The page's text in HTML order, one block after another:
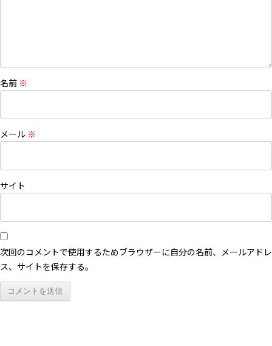
名前 ※
メール ※
サイト
次回のコメントで使用するためブラウザーに自分の名前、メールアドレ
ス、サイトを保存する。